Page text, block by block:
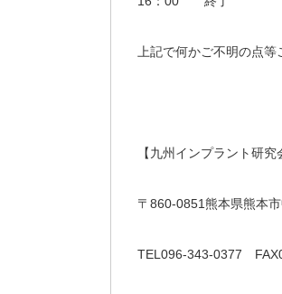
上記で何かご不明の点
【九州インプラント研究
〒860-0851熊本県熊本
TEL096-343-0377